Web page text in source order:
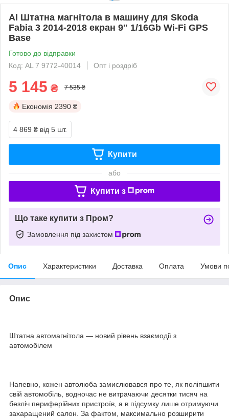
Al Штатна магнітола в машину для Skoda
Fabia 3 2014-2018 екран 9" 1/16Gb Wi-Fi GPS
Base
Готово до відправки
Код: AL 7 9772-40014
Опт і роздріб
5 145 ₴ 7 535 ₴
Економія 2390 ₴
4 869 ₴ від 5 шт.
Купити
або
Купити з
Що таке купити з Пром?
Замовлення під захистом
Опис Характеристики Доставка Оплата Умови
Опис
Штатна автомагнітола — новий рівень взаємодії з
автомобілем
Напевно, кожен автолюба замислювався про те, як поліпшити
свій автомобіль, водночас не витрачаючи десятки тисяч на
безліч периферійних пристроїв, а в підсумку лише отримуючи
захаращений салон. За фактом, максимально розширити